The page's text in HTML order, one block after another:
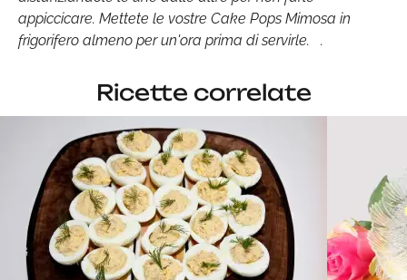
appiccicare. Mettete le vostre Cake Pops Mimosa in
frigorifero almeno per un'ora prima di servirle. .
Ricette correlate